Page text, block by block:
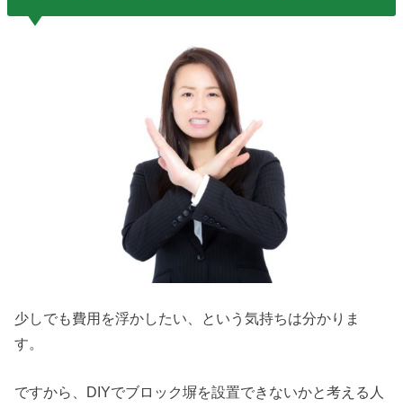
少しでも費用を浮かしたい、という気持ちは分かりま
す。
ですから、DIYでブロック塀を設置できないかと考える人